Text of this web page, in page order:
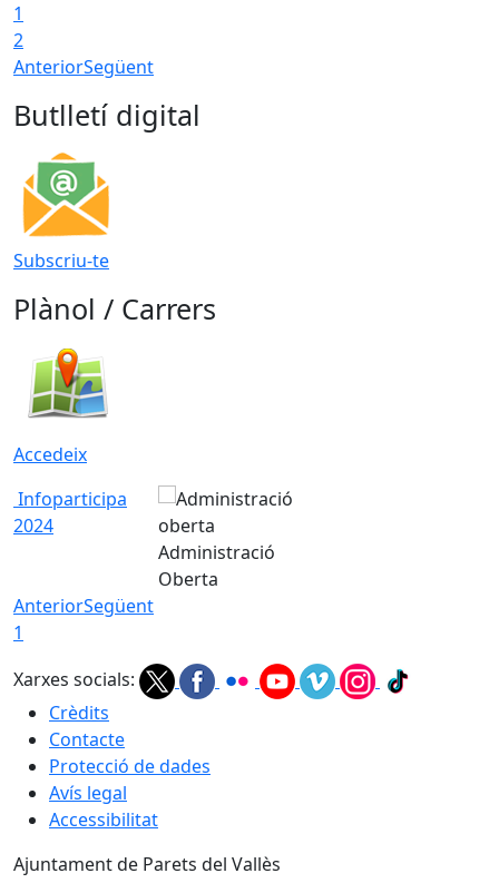
1
2
AnteriorSegüent
Butlletí digital
Subscriu-te
Plànol / Carrers
Accedeix
Infoparticipa
2024
Administració
Oberta
AnteriorSegüent
1
Xarxes socials:
Crèdits
Contacte
Protecció de dades
Avís legal
Accessibilitat
Ajuntament de Parets del Vallès